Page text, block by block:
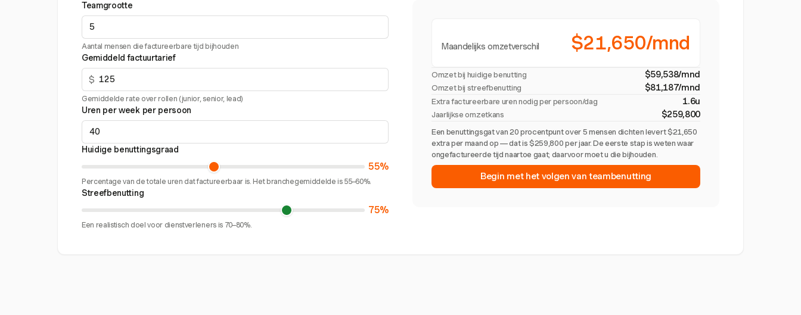
Teamgrootte
Aantal mensen die factureerbare tijd bijhouden
Gemiddeld factuurtarief
$
Gemiddelde rate over rollen (junior, senior, lead)
Uren per week per persoon
Huidige benuttingsgraad
55%
Percentage van de totale uren dat factureerbaar is. Het branchegemiddelde is 55–60%.
Streefbenutting
75%
Een realistisch doel voor dienstverleners is 70–80%.
Maandelijks omzetverschil $21,650/mnd
Omzet bij huidige benutting $59,538/mnd
Omzet bij streefbenutting $81,187/mnd
Extra factureerbare uren nodig per persoon/dag 1.6u
Jaarlijkse omzetkans $259,800
Een benuttingsgat van 20 procentpunt over 5 mensen dichten levert $21,650
extra per maand op — dat is $259,800 per jaar. De eerste stap is weten waar
ongefactureerde tijd naartoe gaat; daarvoor moet u die bijhouden.
Begin met het volgen van teambenutting